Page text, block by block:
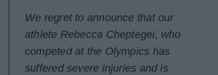
We regret to announce that our
athlete Rebecca Cheptegei, who
competed at the Olympics has
suffered severe injuries and is